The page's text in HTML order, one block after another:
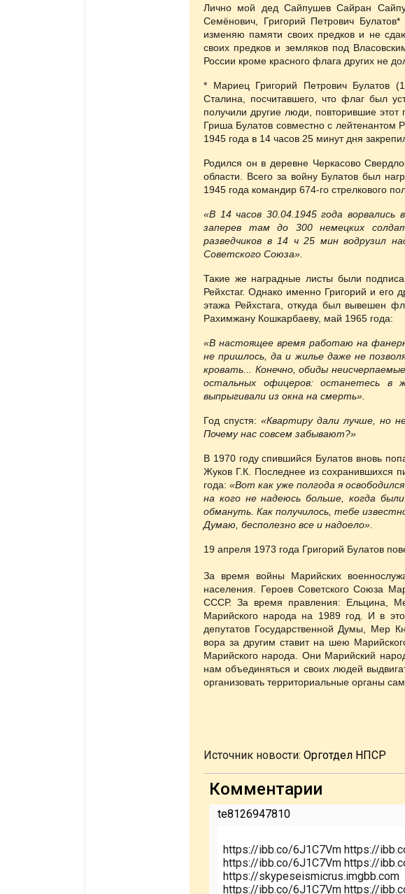
Лично мой дед Сайпушев Сайран
Семёнович, Григорий Петрович
изменяю памяти своих предков и не
своих предков и земляков под
России кроме красного флага других не
* Мариец Григорий Петрович Булатов
Сталина, посчитавшего, что флаг был
получили другие люди, повторившие этот
Гриша Булатов совместно с
1945 года в 14 часов 25 минут дня
Родился он в деревне Черкасово
области. Всего за войну Булатов был
1945 года командир 674-го стрелкового
«В 14 часов 30.04.1945 года ворвались
заперев там до 300 немецких
разведчиков в 14 ч 25 мин водрузил
Советского Союза».
Такие же наградные листы были
Рейхстаг. Однако именно Григорий и его
этажа Рейхстага, откуда был вывешен
Рахимжану Кошкарбаеву, май 1965 года:
«В настоящее время работаю на
не пришлось, да и жилье даже не
кровать... Конечно, обиды
остальных офицеров: останетесь
выпрыгивали из окна на смерть».
Год спустя: «Квартиру дали лучше, но
Почему нас совсем забывают?»
В 1970 году спившийся Булатов вновь
Жуков Г.К. Последнее из сохранившихся
года: «Вот как уже полгода я
на кого не надеюсь больше, когда
обмануть. Как получилось, тебе
Думаю, бесполезно все и надоело».
19 апреля 1973 года Григорий Булатов
За время войны Марийских
населения. Героев Советского Союза
СССР. За время правления: Ельцина,
Марийского народа на 1989 год. И в
депутатов Государственной Думы, Мер
вора за другим ставит на шею
Марийского народа. Они Марийский
нам объединяться и своих людей
организовать территориальные органы
Источник новости: Орготдел НПСР
Комментарии
te8126947810
https://ibb.co/6J1C7Vm https://
https://ibb.co/6J1C7Vm https://
https://skypeseismicrus.imgbb.com
https://ibb.co/6J1C7Vm https://